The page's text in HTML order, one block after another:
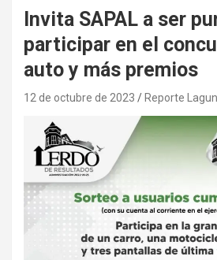
Invita SAPAL a ser
participar en el
auto y más premios
12 de octubre de 2023 Reporte